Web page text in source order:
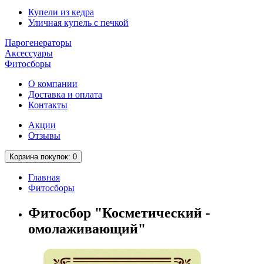
Купели из кедра
Уличная купель с печкой
Парогенераторы
Аксессуары
Фитосборы
О компании
Доставка и оплата
Контакты
Акции
Отзывы
Корзинапокупок: 0
Главная
Фитосборы
Фитосбор "Косметический -
омолаживающий"